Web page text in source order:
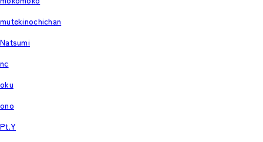
mutekinochichan
Natsumi
nc
oku
ono
Pt.Y